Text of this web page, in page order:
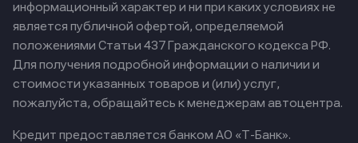
информационный характер и ни при каких условиях не
является публичной офертой, определяемой
положениями Статьи 437 Гражданского кодекса РФ.
Для получения подробной информации о наличии и
стоимости указанных товаров и (или) услуг,
пожалуйста, обращайтесь к менеджерам автоцентра.
Кредит предоставляется банком АО «Т-Банк».